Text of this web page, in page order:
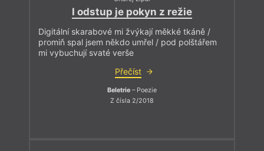
I odstup je pokyn z režie
Digitální skarabové mi žvýkají měkké tkáně /
promiň spal jsem někdo umřel / pod polštářem
mi vybuchují svaté verše
Přečíst
Beletrie – Poezie
Z čísla 2/2018